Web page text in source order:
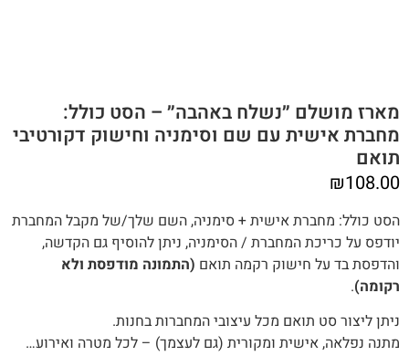
מארז מושלם ״נשלח באהבה״ – הסט כולל:
מחברת אישית עם שם וסימניה וחישוק דקורטיבי
תואם
₪108.00
הסט כולל: מחברת אישית + סימניה, השם שלך/של מקבל המחברת
יודפס על כריכת המחברת / הסימניה, ניתן להוסיף גם הקדשה,
והדפסת בד על חישוק רקמה תואם (התמונה מודפסת ולא
רקומה).‬‬
ניתן ליצור סט תואם מכל עיצובי המחברות בחנות.
מתנה‭ ‬נפלאה, אישית ומקורית (‬גם‭ ‬לעצמך) – לכל מטרה ואירוע…